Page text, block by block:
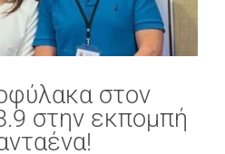
στον
στην εκπομπή